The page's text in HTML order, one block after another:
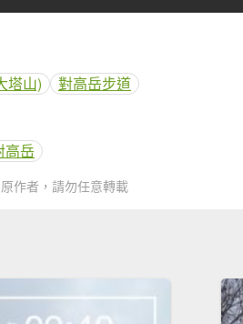
塔山)
對高岳步道
高岳
作者，請勿任意轉載